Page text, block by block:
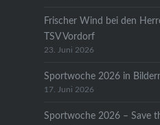
Frischer Wind bei den
TSV Vordorf
23. Juni 2026
Sportwoche 2026 in
17. Juni 2026
Sportwoche 2026 – Save